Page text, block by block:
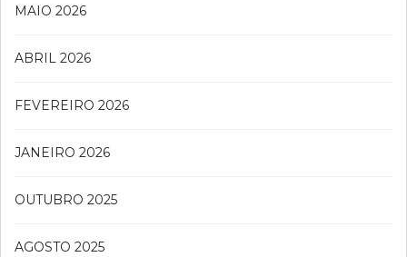
MAIO 2026
ABRIL 2026
FEVEREIRO 2026
JANEIRO 2026
OUTUBRO 2025
AGOSTO 2025